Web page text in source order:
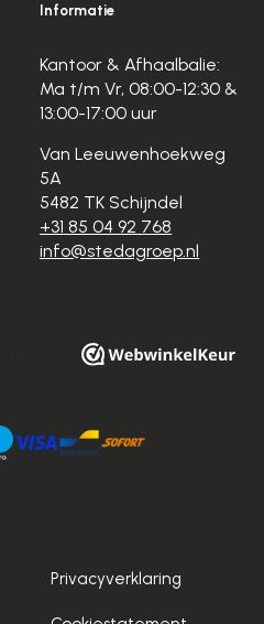
Informatie
Kantoor & Afhaalbalie:
Ma t/m Vr, 08:00-12:30 &
13:00-17:00 uur
Van Leeuwenhoekweg
5A
5482 TK Schijndel
+31 85 04 92 768
info@stedagroep.nl
Privacyverklaring